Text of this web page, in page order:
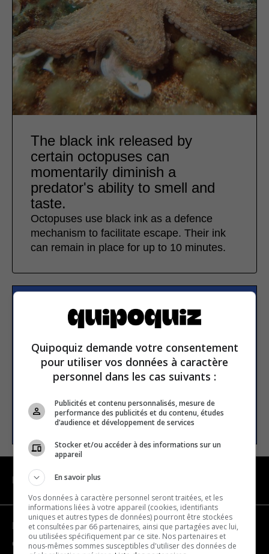
The black ink released by
certain octopuses can
momentarily diminish a
predator's ability to smell and
taste.
Octopuses use black ink as a defence
mechanism to facilitate escape. Their ink
can remain in place for up to 10 minutes.
Subscribe to our
newsletter
Email address
SUBSCRIBE
NAVIGATION
Become a partner
Contact us
Quipoquiz demande votre consentement
pour utiliser vos données à caractère
personnel dans les cas suivants :
Publicités et contenu personnalisés, mesure de
performance des publicités et du contenu, études
d’audience et développement de services
Stocker et/ou accéder à des informations sur un
appareil
En savoir plus
Vos données à caractère personnel seront traitées, et les
informations liées à votre appareil (cookies, identifiants
uniques et autres types de données) pourront être stockées
et consultées par 66 partenaires, ainsi que partagées avec lui,
ou utilisées spécifiquement par ce site. Nos partenaires et
nous-mêmes sommes susceptibles d'utiliser des données de